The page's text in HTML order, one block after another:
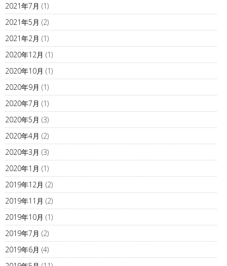
2021年7月 (1)
2021年5月 (2)
2021年2月 (1)
2020年12月 (1)
2020年10月 (1)
2020年9月 (1)
2020年7月 (1)
2020年5月 (3)
2020年4月 (2)
2020年3月 (3)
2020年1月 (1)
2019年12月 (2)
2019年11月 (2)
2019年10月 (1)
2019年7月 (2)
2019年6月 (4)